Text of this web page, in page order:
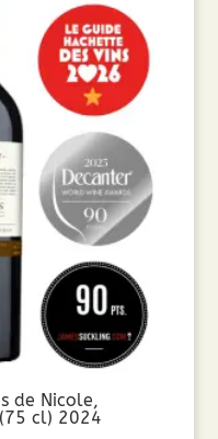
de Nicole,
cl) 2024